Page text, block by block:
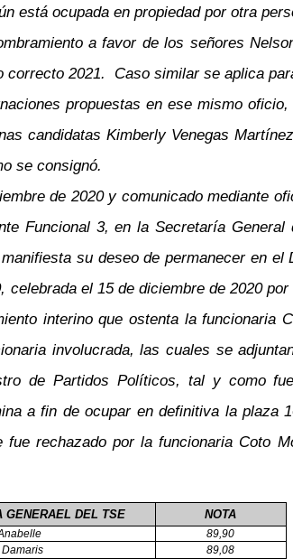
está ocupada en propiedad por otra
a favor de los señores
2021. Caso similar se aplica
propuestas en ese mismo
candidatas Kimberly Venegas
se consignó.
de 2020 y comunicado mediante
Funcional 3, en la Secretaría
su deseo de permanecer en
el 15 de diciembre de 2020
interino que ostenta la
involucrada, las cuales se
de Partidos Políticos, tal y como
a fin de ocupar en definitiva la plaza
rechazado por la funcionaria Coto
GENERAEL DEL TSE NOTA
89,90
89,08